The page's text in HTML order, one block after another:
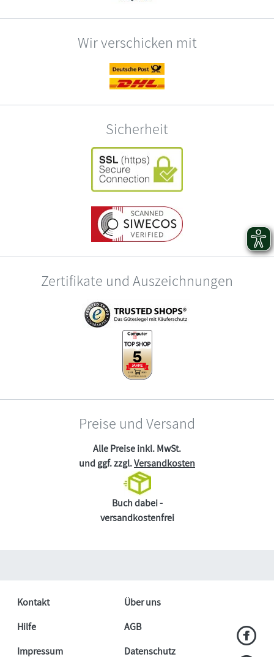
Wir verschicken mit
Sicherheit
Zertifikate und Auszeichnungen
Preise und Versand
Alle Preise inkl. MwSt.
und ggf. zzgl.Versandkosten
Buch dabei -
versandkostenfrei
Kontakt
Über uns
Hilfe
AGB
Impressum
Datenschutz